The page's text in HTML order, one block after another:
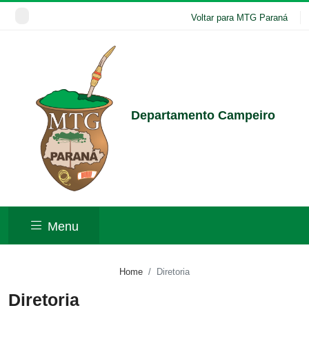
Voltar para MTG Paraná
Departamento Campeiro
Menu
Home Diretoria
Diretoria